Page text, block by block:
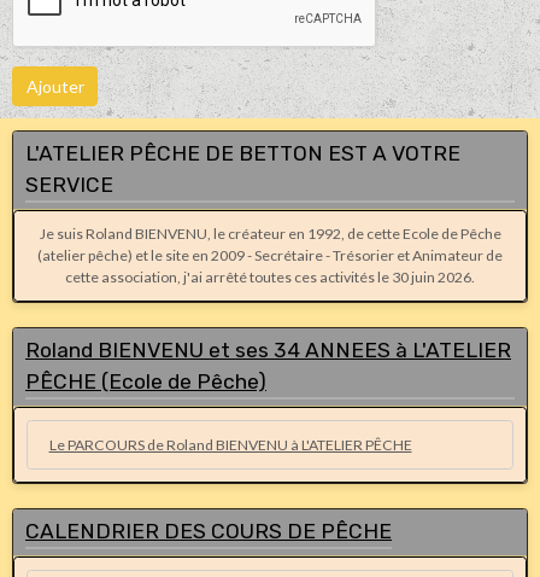
Ajouter
L'ATELIER PÊCHE DE BETTON EST A VOTRE
SERVICE
Je suis Roland BIENVENU, le créateur en 1992, de cette Ecole de Pêche
(atelier pêche) et le site en 2009 - Secrétaire - Trésorier et Animateur de
cette association, j'ai arrêté toutes ces activités le 30 juin 2026.
Roland BIENVENU et ses 34 ANNEES à L'ATELIER
PÊCHE (Ecole de Pêche)
Le PARCOURS de Roland BIENVENU à L'ATELIER PÊCHE
CALENDRIER DES COURS DE PÊCHE